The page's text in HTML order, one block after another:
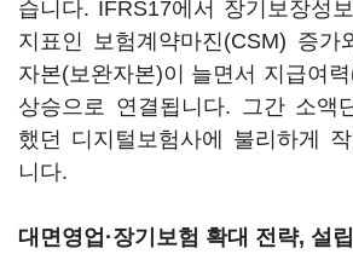
습니다. IFRS17에서 장기보장성
지표인 보험계약마진(CSM) 증
자본(보완자본)이 늘면서 지급여
상승으로 연결됩니다. 그간 소액
했던 디지털보험사에 불리하게
니다.
대면영업·장기보험 확대 전략, 설